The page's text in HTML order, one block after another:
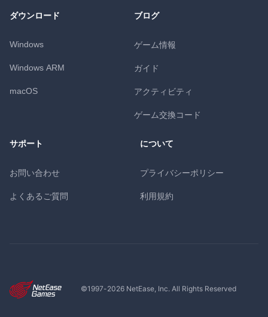
ダウンロード
Windows
Windows ARM
macOS
ブログ
ゲーム情報
ガイド
アクティビティ
ゲーム交換コード
サポート
お問い合わせ
よくあるご質問
について
プライバシーポリシー
利用規約
©1997-2026NetEase, Inc. All Rights Reserved